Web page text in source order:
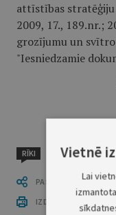
attīstības stratēģiju
2009, 17., 189.nr.;
grozījumu un
"Iesniedzamie
RĪKI
PASTĀSTI CITIEM
IZDRUKĀT
Vietnē
Lai